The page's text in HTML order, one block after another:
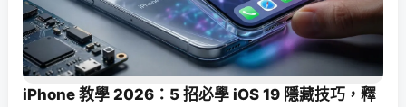
iPhone 教學 2026：5 招必學 iOS 19 隱藏技巧，釋